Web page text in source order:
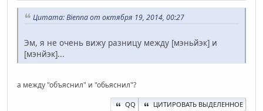
Цитата: Bienna от октября 19, 2014, 00:27
Эм, я не очень вижу разницу между [мэньйэк] и
[мэнйэк]...
а между "объяснил" и "обьяснил"?
QQ ЦИТИРОВАТЬ ВЫДЕЛЕННОЕ